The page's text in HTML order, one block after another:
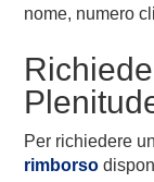
nome, numero
Per richiedere
rimborso